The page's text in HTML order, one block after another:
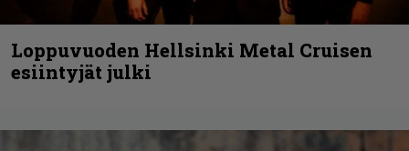
Loppuvuoden Hellsinki Metal Cruisen
esiintyjät julki